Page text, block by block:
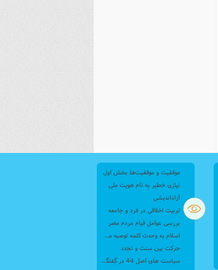
موفقیت و موفقیت‌ها بخش اول
نیازی خطیر به نام هویت ملی
آزاداندیشی
تربیت اخلاقی در فرد و جامعه
بررسی عوامل قیام مردم مصر
اسلام به وحدت کلمه توصیه می کند
حرکت بین سنت و تجدد
سیاست های اصل 44 در گفتگو با همشهری آنلاین